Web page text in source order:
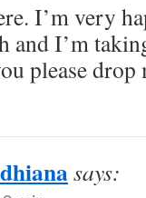
I’m very
and I’m
please drop
says: